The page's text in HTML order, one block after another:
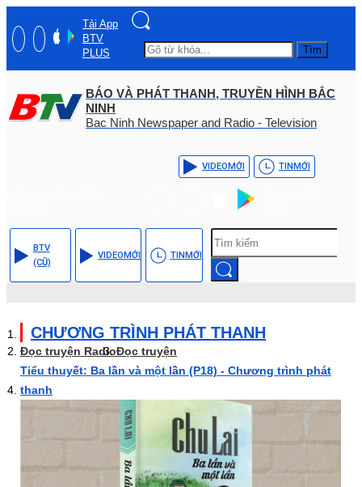
Tải App
BTV
PLUS
Tìm
BÁO VÀ PHÁT THANH, TRUYỀN HÌNH BẮC
NINH
Bac Ninh Newspaper and Radio - Television
VIDEOMỚI TINMỚI
BTV
(CŨ)
VIDEOMỚI TINMỚI
CHƯƠNG TRÌNH PHÁT THANH
Đọc truyện RadioĐọc truyện
Tiểu thuyết: Ba lần và một lần (P18) - Chương trình phát
thanh